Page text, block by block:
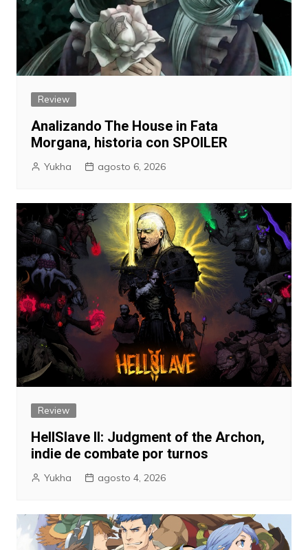
Review
Analizando The House in Fata
Morgana, historia con SPOILER
Yukha agosto 6, 2026
Review
HellSlave II: Judgment of the Archon,
indie de combate por turnos
Yukha agosto 4, 2026